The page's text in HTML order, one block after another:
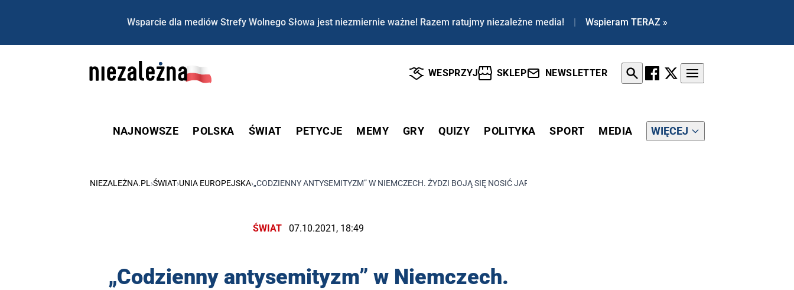
Wsparcie dla mediów Strefy Wolnego Słowa jest niezmiernie ważne! Razem ratujmy niezależne media! | Wspieram TERAZ »
WESPRZYJ SKLEP NEWSLETTER
NAJNOWSZE POLSKA ŚWIAT PETYCJE MEMY GRY QUIZY POLITYKA SPORT MEDIA WIĘCEJ
NIEZALEŻNA.PL ›ŚWIAT›UNIA EUROPEJSKA›„CODZIENNY ANTYSEMITYZM” W NIEMCZECH. ŻYDZI BOJĄ SIĘ NOSIĆ JARMUŁKI NA ULICY. „TO HAŃBA”
ŚWIAT 07.10.2021, 18:49
„Codzienny antysemityzm” w Niemczech.